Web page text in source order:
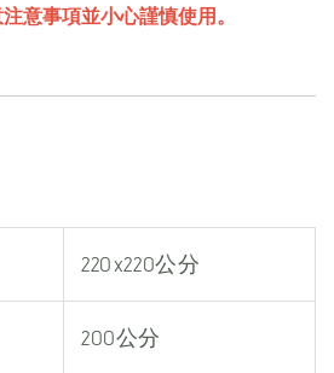
意事項並小心謹慎使用。
220x220公分
200公分